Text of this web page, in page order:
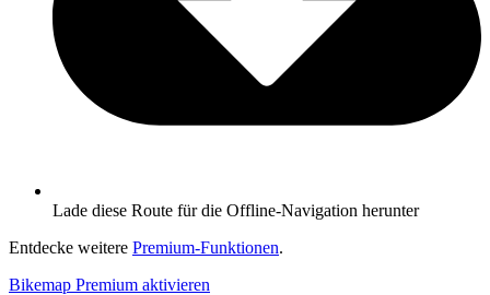
Lade diese Route für die Offline-Navigation herunter
Entdecke weitere Premium-Funktionen.
Bikemap Premium aktivieren